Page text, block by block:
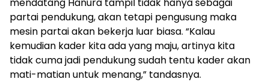
partai pendukung, akan tetapi pengusung maka
mesin partai akan bekerja luar biasa. “Kalau
kemudian kader kita ada yang maju, artinya kita
tidak cuma jadi pendukung sudah tentu kader akan
mati-matian untuk menang,” tandasnya.